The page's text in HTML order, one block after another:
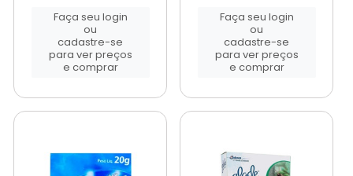
Faça seu login
ou
cadastre-se
para ver preços
e comprar
Faça seu login
ou
cadastre-se
para ver preços
e comprar